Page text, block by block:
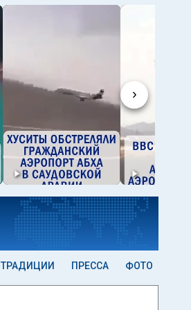
›
ТРАДИЦИИ ПРЕССА ФОТО